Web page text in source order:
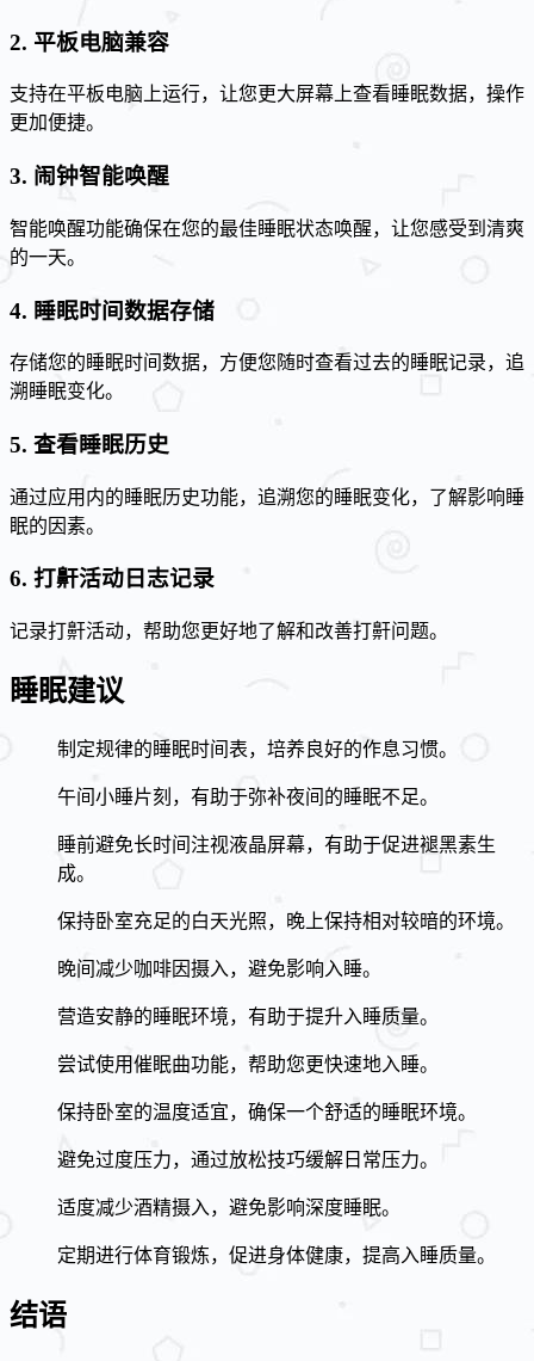
2. 平板电脑兼容
支持在平板电脑上运行，让您更大屏幕上查看睡眠数据，操作
更加便捷。
3. 闹钟智能唤醒
智能唤醒功能确保在您的最佳睡眠状态唤醒，让您感受到清爽
的一天。
4. 睡眠时间数据存储
存储您的睡眠时间数据，方便您随时查看过去的睡眠记录，追
溯睡眠变化。
5. 查看睡眠历史
通过应用内的睡眠历史功能，追溯您的睡眠变化，了解影响睡
眠的因素。
6. 打鼾活动日志记录
记录打鼾活动，帮助您更好地了解和改善打鼾问题。
睡眠建议
制定规律的睡眠时间表，培养良好的作息习惯。
午间小睡片刻，有助于弥补夜间的睡眠不足。
睡前避免长时间注视液晶屏幕，有助于促进褪黑素生
成。
保持卧室充足的白天光照，晚上保持相对较暗的环境。
晚间减少咖啡因摄入，避免影响入睡。
营造安静的睡眠环境，有助于提升入睡质量。
尝试使用催眠曲功能，帮助您更快速地入睡。
保持卧室的温度适宜，确保一个舒适的睡眠环境。
避免过度压力，通过放松技巧缓解日常压力。
适度减少酒精摄入，避免影响深度睡眠。
定期进行体育锻炼，促进身体健康，提高入睡质量。
结语